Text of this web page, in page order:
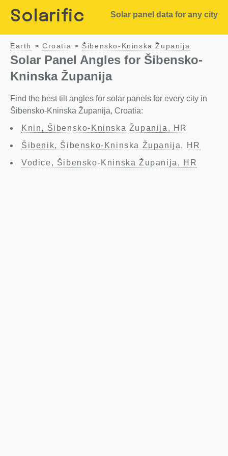
Solarific Solar panel data for any city
Earth > Croatia > Šibensko-Kninska Županija
Solar Panel Angles for Šibensko-
Kninska Županija
Find the best tilt angles for solar panels for every city in
Šibensko-Kninska Županija, Croatia:
Knin, Šibensko-Kninska Županija, HR
Šibenik, Šibensko-Kninska Županija, HR
Vodice, Šibensko-Kninska Županija, HR